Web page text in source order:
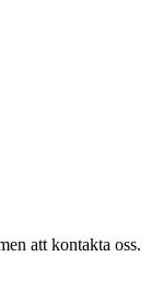
att kontakta oss.